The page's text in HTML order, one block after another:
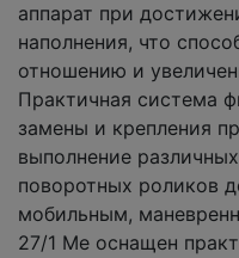
аппарат при
наполнения, что
отношению и
Практичная система
замены и крепления
выполнение
поворотных роликов
мобильным,
27/1 Me оснащен